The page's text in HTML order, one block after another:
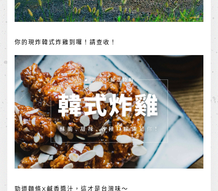
你的現炸韓式炸雞到囉！請查收！
勁道麵條X鹹香醬汁，這才是台灣味～